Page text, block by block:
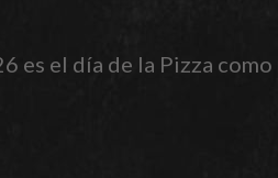
es el día de la Pizza